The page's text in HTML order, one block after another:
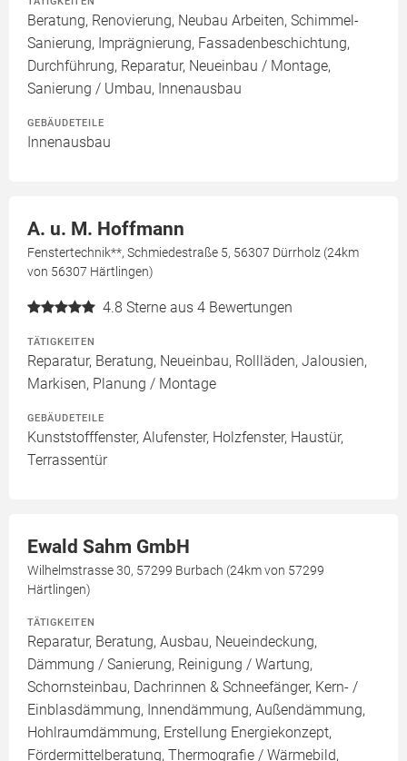
Beratung, Renovierung, Neubau Arbeiten, Schimmel-
Sanierung, Imprägnierung, Fassadenbeschichtung,
Durchführung, Reparatur, Neueinbau / Montage,
Sanierung / Umbau, Innenausbau
GEBÄUDETEILE
Innenausbau
A. u. M. Hoffmann
Fenstertechnik**, Schmiedestraße 5, 56307 Dürrholz (24km
von 56307 Härtlingen)
4.8 Sterne aus 4 Bewertungen
TÄTIGKEITEN
Reparatur, Beratung, Neueinbau, Rollläden, Jalousien,
Markisen, Planung / Montage
GEBÄUDETEILE
Kunststofffenster, Alufenster, Holzfenster, Haustür,
Terrassentür
Ewald Sahm GmbH
Wilhelmstrasse 30, 57299 Burbach (24km von 57299
Härtlingen)
TÄTIGKEITEN
Reparatur, Beratung, Ausbau, Neueindeckung,
Dämmung / Sanierung, Reinigung / Wartung,
Schornsteinbau, Dachrinnen & Schneefänger, Kern- /
Einblasdämmung, Innendämmung, Außendämmung,
Hohlraumdämmung, Erstellung Energiekonzept,
Fördermittelberatung, Thermografie / Wärmebild,